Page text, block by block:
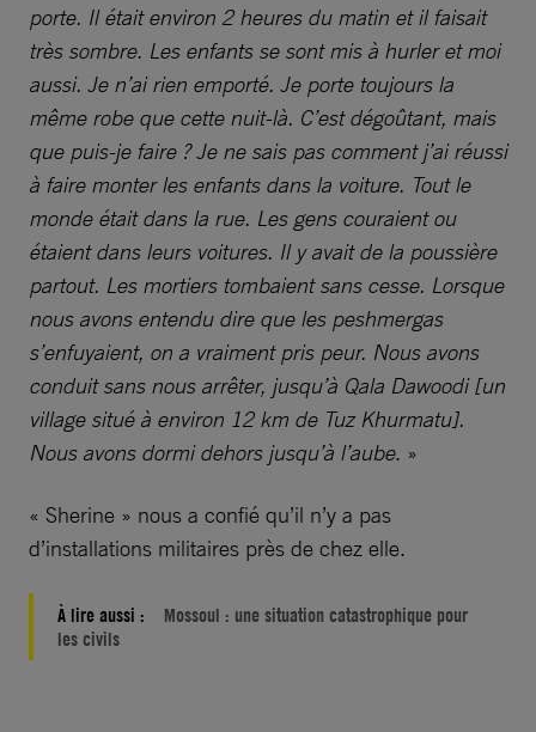
porte. Il était environ 2 heures du matin et il faisait
très sombre. Les enfants se sont mis à hurler et moi
aussi. Je n’ai rien emporté. Je porte toujours la
même robe que cette nuit-là. C’est dégoûtant, mais
que puis-je faire ? Je ne sais pas comment j’ai réussi
à faire monter les enfants dans la voiture. Tout le
monde était dans la rue. Les gens couraient ou
étaient dans leurs voitures. Il y avait de la poussière
partout. Les mortiers tombaient sans cesse. Lorsque
nous avons entendu dire que les peshmergas
s’enfuyaient, on a vraiment pris peur. Nous avons
conduit sans nous arrêter, jusqu’à Qala Dawoodi [un
village situé à environ 12 km de Tuz Khurmatu].
Nous avons dormi dehors jusqu’à l’aube. »
« Sherine » nous a confié qu’il n’y a pas
d’installations militaires près de chez elle.
À lire aussi :
Mossoul : une situation catastrophique pour
les civils